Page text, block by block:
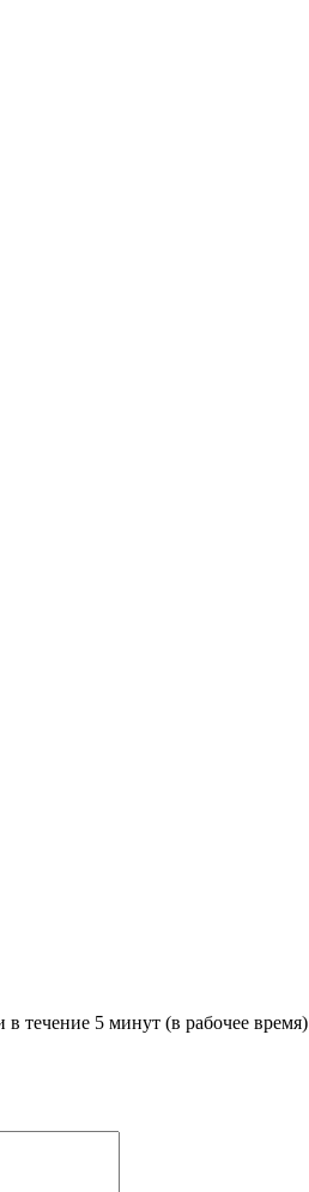
в течение 5 минут (в рабочее время)